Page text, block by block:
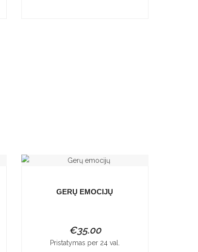
GERŲ EMOCIJŲ
€35.00
Pristatymas per 24 val.